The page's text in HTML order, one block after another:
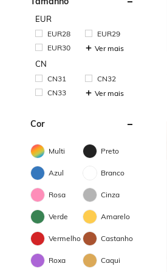
EUR
EUR28
EUR29
EUR30
Ver mais
CN
CN31
CN32
CN33
Ver mais
Cor
Multi Preto
Azul Branco
Rosa Cinza
Verde Amarelo
Vermelho Castanho
Roxa Caqui